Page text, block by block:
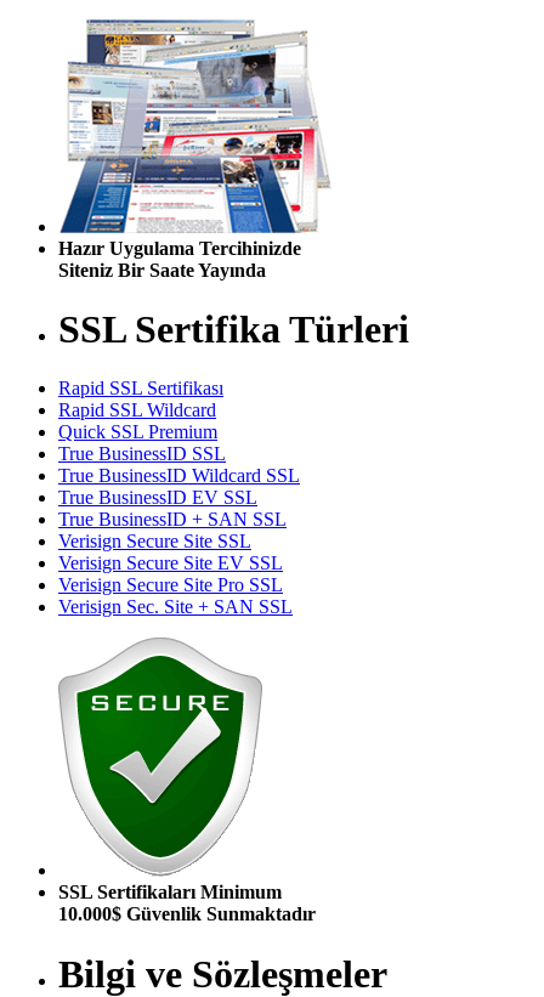
Hazır Uygulama Tercihinizde
Siteniz Bir Saate Yayında
SSL Sertifika Türleri
Rapid SSL Sertifikası
Rapid SSL Wildcard
Quick SSL Premium
True BusinessID SSL
True BusinessID Wildcard SSL
True BusinessID EV SSL
True BusinessID + SAN SSL
Verisign Secure Site SSL
Verisign Secure Site EV SSL
Verisign Secure Site Pro SSL
Verisign Sec. Site + SAN SSL
SSL Sertifikaları Minimum
10.000$ Güvenlik Sunmaktadır
Bilgi ve Sözleşmeler